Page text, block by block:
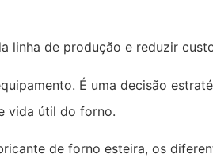
linha de produção e reduzir
É uma decisão
vida útil do forno.
de forno esteira, os